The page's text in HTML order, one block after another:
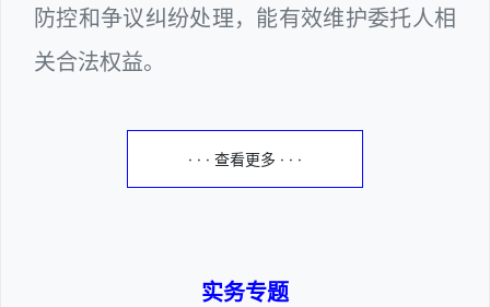
防控和争议纠纷处理，能有效维护委托人相
关合法权益。
· · · 查看更多 · · ·
实务专题